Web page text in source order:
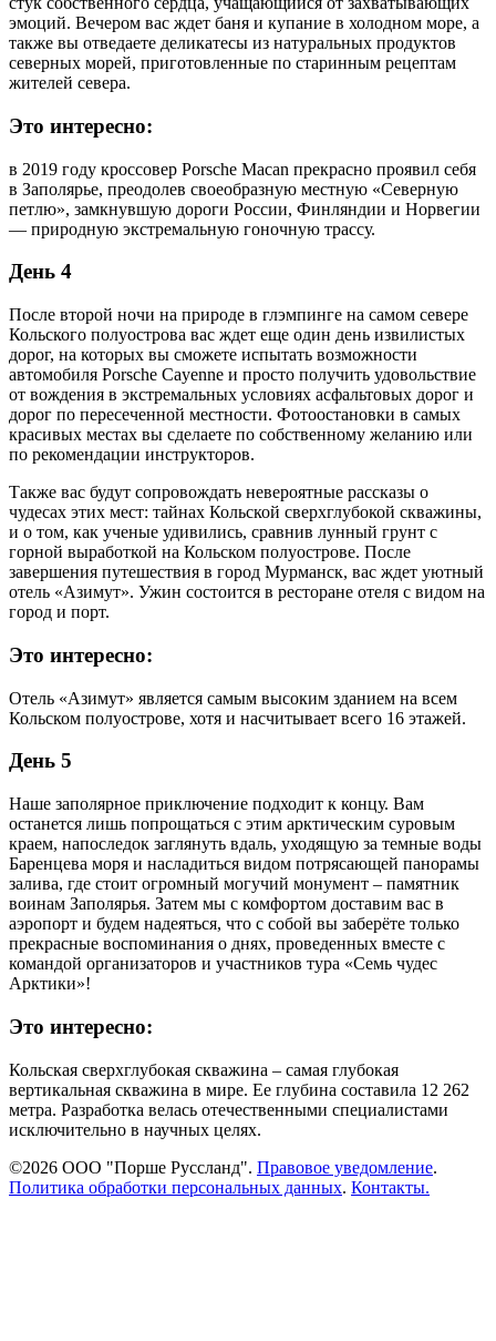
эмоций. Вечером вас ждет баня и купание в холодном море, а
также вы отведаете деликатесы из натуральных продуктов
северных морей, приготовленные по старинным рецептам
жителей севера.
Это интересно:
в 2019 году кроссовер Porsche Macan прекрасно проявил себя
в Заполярье, преодолев своеобразную местную «Северную
петлю», замкнувшую дороги России, Финляндии и Норвегии
— природную экстремальную гоночную трассу.
День 4
После второй ночи на природе в глэмпинге на самом севере
Кольского полуострова вас ждет еще один день извилистых
дорог, на которых вы сможете испытать возможности
автомобиля Porsche Cayenne и просто получить удовольствие
от вождения в экстремальных условиях асфальтовых дорог и
дорог по пересеченной местности. Фотоостановки в самых
красивых местах вы сделаете по собственному желанию или
по рекомендации инструкторов.
Также вас будут сопровождать невероятные рассказы о
чудесах этих мест: тайнах Кольской сверхглубокой скважины,
и о том, как ученые удивились, сравнив лунный грунт с
горной выработкой на Кольском полуострове. После
завершения путешествия в город Мурманск, вас ждет уютный
отель «Азимут». Ужин состоится в ресторане отеля с видом на
город и порт.
Это интересно:
Отель «Азимут» является самым высоким зданием на всем
Кольском полуострове, хотя и насчитывает всего 16 этажей.
День 5
Наше заполярное приключение подходит к концу. Вам
останется лишь попрощаться с этим арктическим суровым
краем, напоследок заглянуть вдаль, уходящую за темные воды
Баренцева моря и насладиться видом потрясающей панорамы
залива, где стоит огромный могучий монумент – памятник
воинам Заполярья. Затем мы с комфортом доставим вас в
аэропорт и будем надеяться, что с собой вы заберёте только
прекрасные воспоминания о днях, проведенных вместе с
командой организаторов и участников тура «Семь чудес
Арктики»!
Это интересно:
Кольская сверхглубокая скважина – самая глубокая
вертикальная скважина в мире. Ее глубина составила 12 262
метра. Разработка велась отечественными специалистами
исключительно в научных целях.
©2026 ООО "Порше Руссланд". Правовое уведомление.
Политика обработки персональных данных. Контакты.